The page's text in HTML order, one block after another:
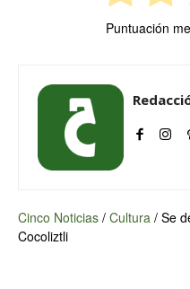
Puntuación
Cinco Noticias / Cultura / Se
Cocoliztli